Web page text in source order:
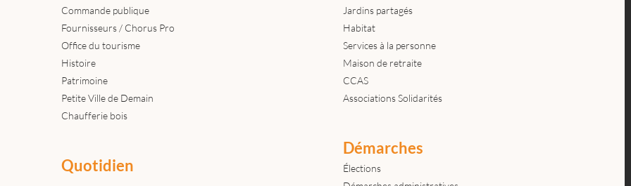
Commande publique
Fournisseurs / Chorus Pro
Office du tourisme
Histoire
Patrimoine
Petite Ville de Demain
Chaufferie bois
Quotidien
Jardins partagés
Habitat
Services à la personne
Maison de retraite
CCAS
Associations Solidarités
Démarches
Élections